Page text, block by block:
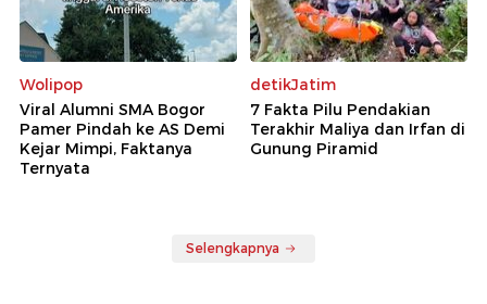
Wolipop
Viral Alumni SMA Bogor
Pamer Pindah ke AS Demi
Kejar Mimpi, Faktanya
Ternyata
detikJatim
7 Fakta Pilu Pendakian
Terakhir Maliya dan Irfan di
Gunung Piramid
Selengkapnya